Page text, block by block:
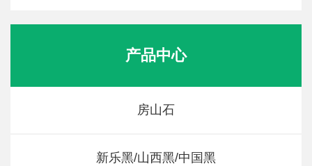
产品中心
房山石
新乐黑/山西黑/中国黑